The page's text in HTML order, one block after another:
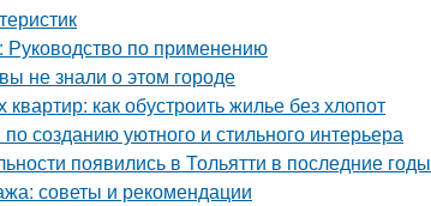
по применению
не знали о этом городе
как обустроить жилье без хлопот
созданию уютного и стильного интерьера
появились в Тольятти в последние годы
советы и рекомендации